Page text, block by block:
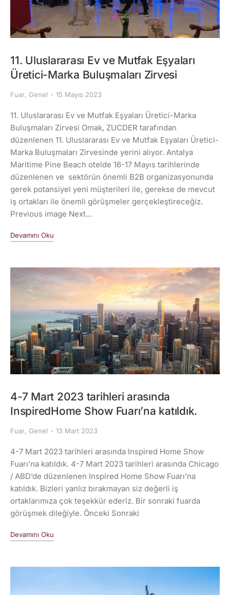
11. Uluslararası Ev ve Mutfak Eşyaları
Üretici-Marka Buluşmaları Zirvesi
Fuar, Genel 15 Mayıs 2023
11. Uluslararası Ev ve Mutfak Eşyaları Üretici-Marka
Buluşmaları Zirvesi Omak, ZUCDER tarafından
düzenlenen 11. Uluslararası Ev ve Mutfak Eşyaları Üretici-
Marka Buluşmaları Zirvesinde yerini alıyor. Antalya
Maritime Pine Beach otelde 16-17 Mayıs tarihlerinde
düzenlenen ve sektörün önemli B2B organizasyonunda
gerek potansiyel yeni müşterileri ile, gerekse de mevcut
iş ortakları ile önemli görüşmeler gerçekleştireceğiz.
Previous image Next…
Devamını Oku
4-7 Mart 2023 tarihleri arasında
InspiredHome Show Fuarı’na katıldık.
Fuar, Genel 13 Mart 2023
4-7 Mart 2023 tarihleri arasında Inspired Home Show
Fuarı’na katıldık. 4-7 Mart 2023 tarihleri arasında Chicago
/ ABD’de düzenlenen Inspired Home Show Fuarı’na
katıldık. Bizleri yanlız bırakmayan siz değerli iş
ortaklarımıza çok teşekkür ederiz. Bir sonraki fuarda
görüşmek dileğiyle. Önceki Sonraki
Devamını Oku